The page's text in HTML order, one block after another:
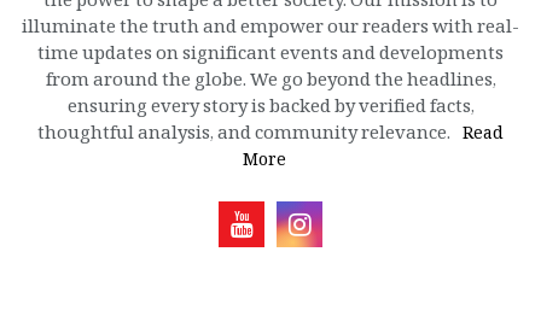
illuminate the truth and empower our readers with real-
time updates on significant events and developments
from around the globe. We go beyond the headlines,
ensuring every story is backed by verified facts,
thoughtful analysis, and community relevance. Read
More